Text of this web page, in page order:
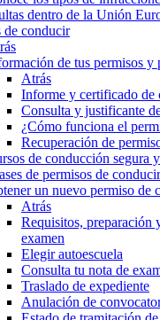
dentro de la Unión
de conducir
de tus permisos y
Atrás
Informe y certificado de
Consulta y justificante
¿Cómo funciona el
Recuperación de
de conducción segura
de permisos de conducir
un nuevo permiso de
Atrás
Requisitos, preparación
examen
Elegir autoescuela
Consulta tu nota de
Traslado de expediente
Anulación de